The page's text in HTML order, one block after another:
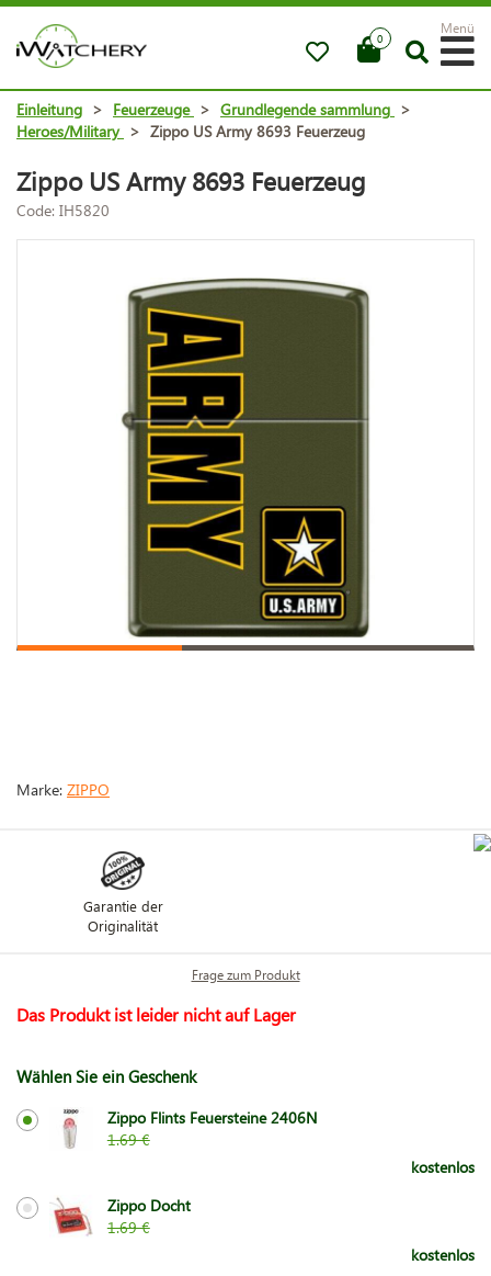
0
Menü
Einleitung > Feuerzeuge > Grundlegende sammlung >
Heroes/Military > Zippo US Army 8693 Feuerzeug
Zippo US Army 8693 Feuerzeug
Code: IH5820
Marke: ZIPPO
Garantie der
Originalität
Frage zum Produkt
Das Produkt ist leider nicht auf Lager
Wählen Sie ein Geschenk
Zippo Flints Feuersteine 2406N
1.69 €
kostenlos
Zippo Docht
1.69 €
kostenlos